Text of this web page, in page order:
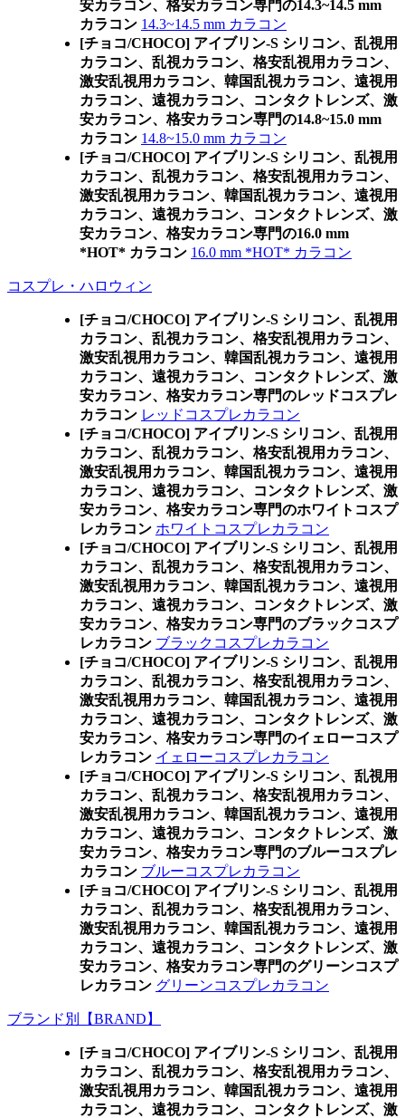
安カラコン、格安カラコン専門の14.3~14.5 mm
カラコン 14.3~14.5 mm カラコン
[チョコ/CHOCO] アイブリン-S シリコン、乱視用
カラコン、乱視カラコン、格安乱視用カラコン、
激安乱視用カラコン、韓国乱視カラコン、遠視用
カラコン、遠視カラコン、コンタクトレンズ、激
安カラコン、格安カラコン専門の14.8~15.0 mm
カラコン 14.8~15.0 mm カラコン
[チョコ/CHOCO] アイブリン-S シリコン、乱視用
カラコン、乱視カラコン、格安乱視用カラコン、
激安乱視用カラコン、韓国乱視カラコン、遠視用
カラコン、遠視カラコン、コンタクトレンズ、激
安カラコン、格安カラコン専門の16.0 mm
*HOT* カラコン 16.0 mm *HOT* カラコン
コスプレ・ハロウィン
[チョコ/CHOCO] アイブリン-S シリコン、乱視用
カラコン、乱視カラコン、格安乱視用カラコン、
激安乱視用カラコン、韓国乱視カラコン、遠視用
カラコン、遠視カラコン、コンタクトレンズ、激
安カラコン、格安カラコン専門のレッドコスプレ
カラコン レッドコスプレカラコン
[チョコ/CHOCO] アイブリン-S シリコン、乱視用
カラコン、乱視カラコン、格安乱視用カラコン、
激安乱視用カラコン、韓国乱視カラコン、遠視用
カラコン、遠視カラコン、コンタクトレンズ、激
安カラコン、格安カラコン専門のホワイトコスプ
レカラコン ホワイトコスプレカラコン
[チョコ/CHOCO] アイブリン-S シリコン、乱視用
カラコン、乱視カラコン、格安乱視用カラコン、
激安乱視用カラコン、韓国乱視カラコン、遠視用
カラコン、遠視カラコン、コンタクトレンズ、激
安カラコン、格安カラコン専門のブラックコスプ
レカラコン ブラックコスプレカラコン
[チョコ/CHOCO] アイブリン-S シリコン、乱視用
カラコン、乱視カラコン、格安乱視用カラコン、
激安乱視用カラコン、韓国乱視カラコン、遠視用
カラコン、遠視カラコン、コンタクトレンズ、激
安カラコン、格安カラコン専門のイェローコスプ
レカラコン イェローコスプレカラコン
[チョコ/CHOCO] アイブリン-S シリコン、乱視用
カラコン、乱視カラコン、格安乱視用カラコン、
激安乱視用カラコン、韓国乱視カラコン、遠視用
カラコン、遠視カラコン、コンタクトレンズ、激
安カラコン、格安カラコン専門のブルーコスプレ
カラコン ブルーコスプレカラコン
[チョコ/CHOCO] アイブリン-S シリコン、乱視用
カラコン、乱視カラコン、格安乱視用カラコン、
激安乱視用カラコン、韓国乱視カラコン、遠視用
カラコン、遠視カラコン、コンタクトレンズ、激
安カラコン、格安カラコン専門のグリーンコスプ
レカラコン グリーンコスプレカラコン
ブランド別【BRAND】
[チョコ/CHOCO] アイブリン-S シリコン、乱視用
カラコン、乱視カラコン、格安乱視用カラコン、
激安乱視用カラコン、韓国乱視カラコン、遠視用
カラコン、遠視カラコン、コンタクトレンズ、激